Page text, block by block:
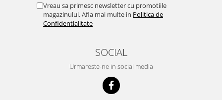
Vreau sa primesc newsletter cu promotiile
magazinului. Afla mai multe in Politica de
Confidentialitate
SOCIAL
Urmareste-ne in social media